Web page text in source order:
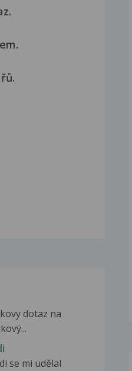
dotaz na
se mi udělal